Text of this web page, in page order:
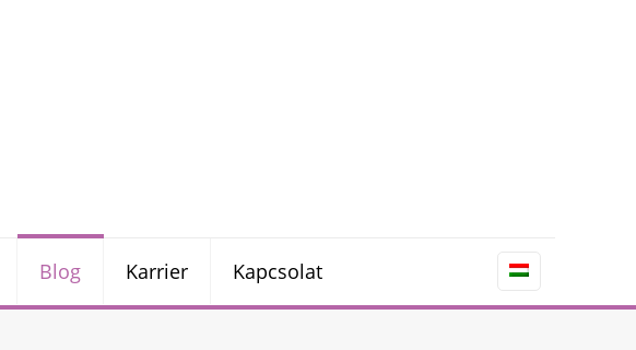
Blog Karrier Kapcsolat